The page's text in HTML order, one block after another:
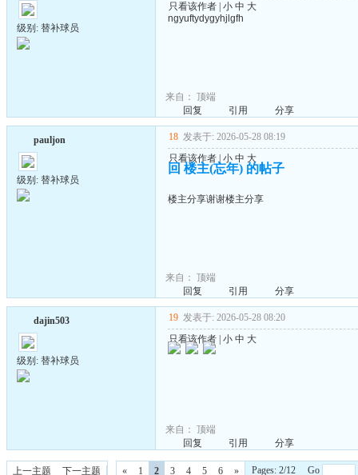
级别: 替补球员
只看该作者 小 中 大
ngyuftydygyhjlgfh
来自： 顶端
回复
引用 分享
pauljon
级别: 替补球员
18 发表于: 2026-05-28 08:19
只看该作者| 小 中 大
回 楼主(忘年) 的帖子
楼主分享谢谢楼主分享
来自： 顶端
回复
引用 分享
dajin503
级别: 替补球员
19 发表于: 2026-05-28 08:20
只看该作者 小 中 大
来自： 顶端
回复
引用 分享
上一主题 下一主题 « 1 2 3 4 5 6 » Pages: 2/12 Go